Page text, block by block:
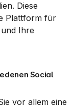
Diese
Plattform für
Ihre
Social
vor allem eine